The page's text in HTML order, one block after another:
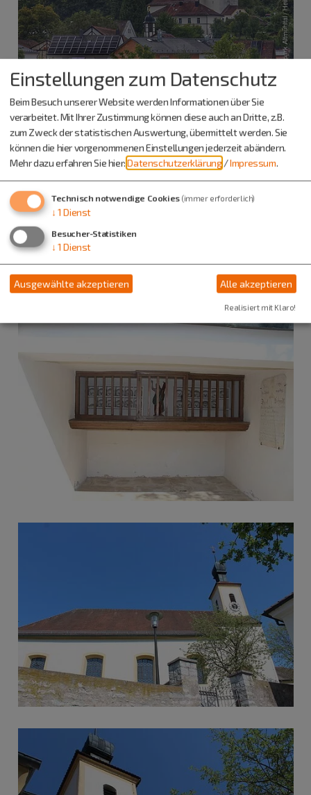
Einstellungen zum Datenschutz
Beim Besuch unserer Website werden Informationen über Sie
verarbeitet. Mit Ihrer Zustimmung können diese auch an Dritte, z.B.
zum Zweck der statistischen Auswertung, übermittelt werden. Sie
können die hier vorgenommenen Einstellungen jederzeit abändern.
Mehr dazu erfahren Sie hier:Datenschutzerklärung /Impressum.
Technisch notwendige Cookies (immer erforderlich)
↓ 1 Dienst
Besucher-Statistiken
↓ 1 Dienst
Ausgewählte akzeptieren Alle akzeptieren
Realisiert mit Klaro!